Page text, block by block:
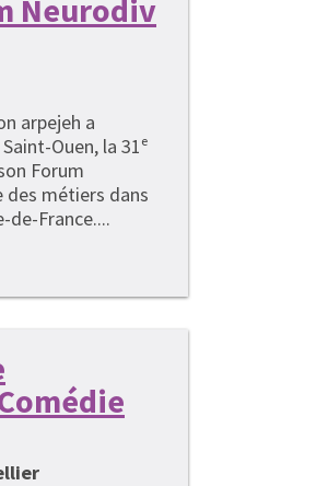
Neurodiv
arpejeh a
Ouen, la 31ᵉ
Forum
des métiers dans
de-France....